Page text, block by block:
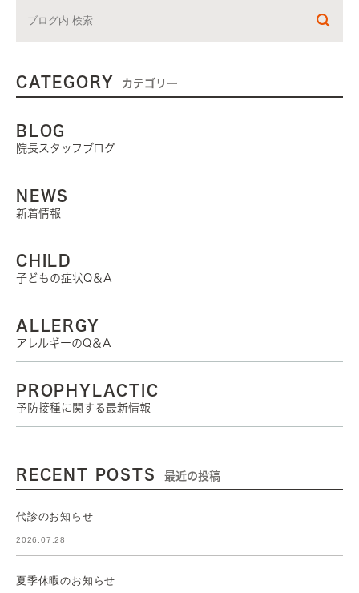
CATEGORY カテゴリー
BLOG
院長スタッフブログ
NEWS
新着情報
CHILD
子どもの症状Q＆A
ALLERGY
アレルギーのQ＆A
PROPHYLACTIC
予防接種に関する最新情報
RECENT POSTS 最近の投稿
代診のお知らせ
2026.07.28
夏季休暇のお知らせ